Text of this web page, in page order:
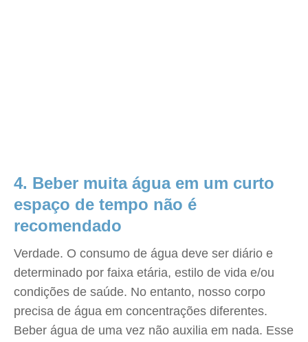
4. Beber muita água em um curto
espaço de tempo não é
recomendado
Verdade. O consumo de água deve ser diário e
determinado por faixa etária, estilo de vida e/ou
condições de saúde. No entanto, nosso corpo
precisa de água em concentrações diferentes.
Beber água de uma vez não auxilia em nada. Esse